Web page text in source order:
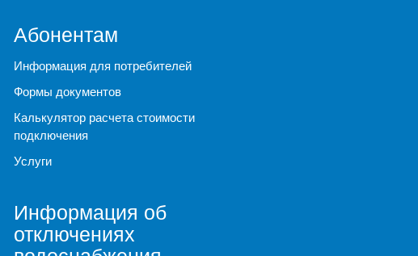
Абонентам
Информация для потребителей
Формы документов
Калькулятор расчета стоимости
подключения
Услуги
Информация об
отключениях